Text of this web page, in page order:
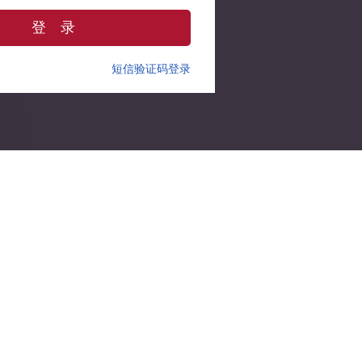
登 录
短信验证码登录